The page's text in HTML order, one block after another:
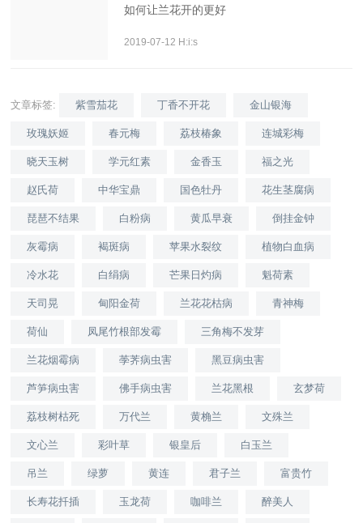
如何让兰花开的更好
2019-07-12 H:i:s
文章标签: 紫雪茄花 丁香不开花 金山银海
玫瑰妖姬 春元梅 荔枝椿象 连城彩梅
晓天玉树 学元红素 金香玉 福之光
赵氏荷 中华宝鼎 国色牡丹 花生茎腐病
琵琶不结果 白粉病 黄瓜早衰 倒挂金钟
灰霉病 褐斑病 苹果水裂纹 植物白血病
冷水花 白绢病 芒果日灼病 魁荷素
天司晃 甸阳金荷 兰花花枯病 青神梅
荷仙 凤尾竹根部发霉 三角梅不发芽
兰花烟霉病 荸荠病虫害 黑豆病虫害
芦笋病虫害 佛手病虫害 兰花黑根 玄梦荷
荔枝树枯死 万代兰 黄桷兰 文殊兰
文心兰 彩叶草 银皇后 白玉兰
吊兰 绿萝 黄连 君子兰 富贵竹
长寿花扦插 玉龙荷 咖啡兰 醉美人